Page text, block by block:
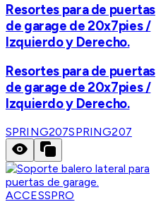
Resortes para de puertas
de garage de 20x7pies /
Izquierdo y Derecho.
Resortes para de puertas
de garage de 20x7pies /
Izquierdo y Derecho.
SPRING207SPRING207
ACCESSPRO